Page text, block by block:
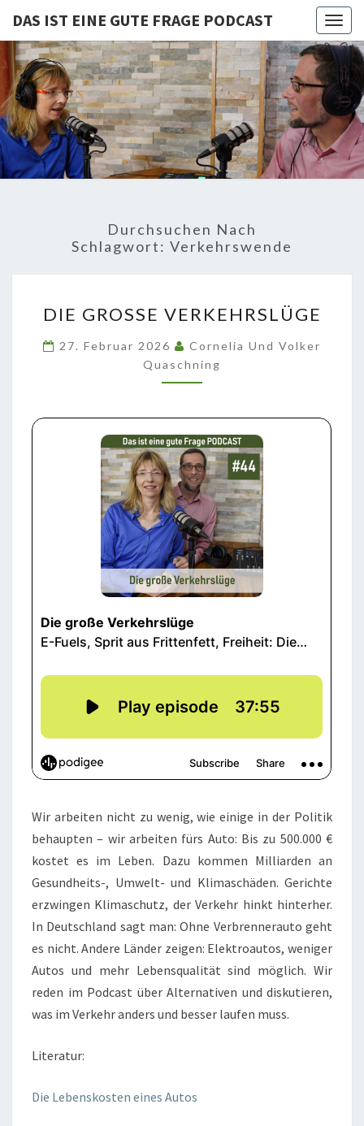
DAS IST EINE GUTE FRAGE PODCAST
DAS IST
EINE
GUTE
FRAGE
PODCAST
Von Cornelia Und
Volker
Quaschning – Der
Podcast Zur
Klimakrise Und
Energierevolution
Energiewende-
Fakten Und
Hintergründe
Durchsuchen Nach
Schlagwort: Verkehrswende
GROSSE V
ERKEHRSLÜGE
DIE GROSSE VERKEHRSLÜGE
27. Februar 2026
Cornelia Und Volker
Quaschning
Wir arbeiten nicht zu wenig, wie einige in der Politik
behaupten – wir arbeiten fürs Auto: Bis zu 500.000 €
kostet es im Leben. Dazu kommen Milliarden an
Gesundheits-, Umwelt- und Klimaschäden. Gerichte
erzwingen Klimaschutz, der Verkehr hinkt hinterher.
In Deutschland sagt man: Ohne Verbrennerauto geht
es nicht. Andere Länder zeigen: Elektroautos, weniger
Autos und mehr Lebensqualität sind möglich. Wir
reden im Podcast über Alternativen und diskutieren,
was im Verkehr anders und besser laufen muss.
Literatur:
Die Lebenskosten eines Autos